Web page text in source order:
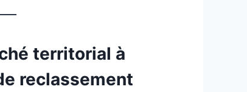
territorial à
reclassement